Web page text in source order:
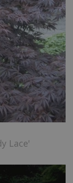
Lace'